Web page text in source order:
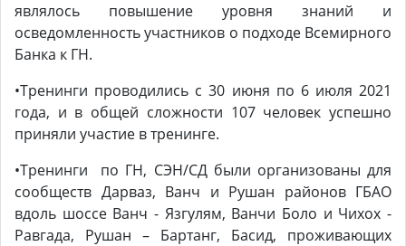
являлось повышение уровня знаний и
осведомленность участников о подходе Всемирного
Банка к ГН.
•Тренинги проводились с 30 июня по 6 июля 2021
года, и в общей сложности 107 человек успешно
приняли участие в тренинге.
•Тренинги по ГН, СЭН/СД были организованы для
сообществ Дарваз, Ванч и Рушан районов ГБАО
вдоль шоссе Ванч - Язгулям, Ванчи Боло и Чихох -
Равгада, Рушан – Бартанг, Басид, проживающих